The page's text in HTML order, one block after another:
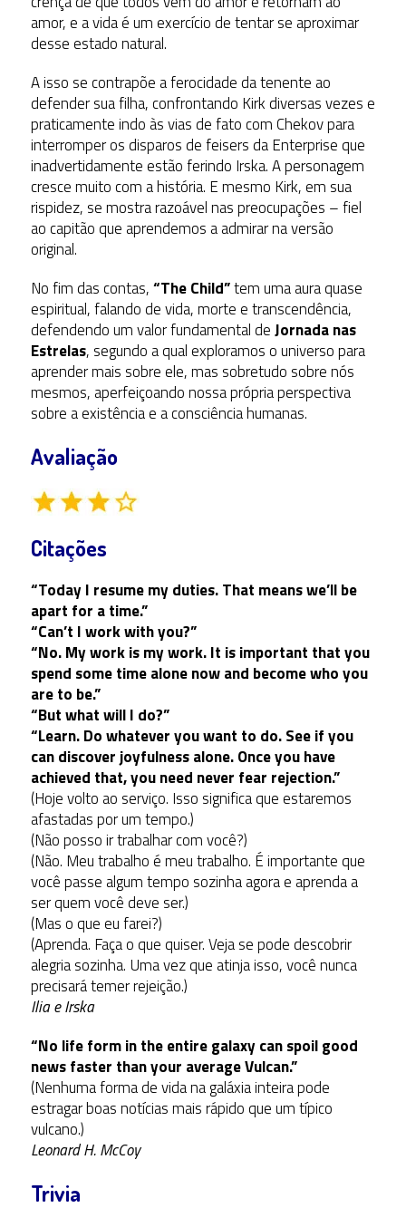
amor, e a vida é um exercício de tentar se aproximar
desse estado natural.
A isso se contrapõe a ferocidade da tenente ao
defender sua filha, confrontando Kirk diversas vezes e
praticamente indo às vias de fato com Chekov para
interromper os disparos de feisers da Enterprise que
inadvertidamente estão ferindo Irska. A personagem
cresce muito com a história. E mesmo Kirk, em sua
rispidez, se mostra razoável nas preocupações – fiel
ao capitão que aprendemos a admirar na versão
original.
No fim das contas,“The Child”tem uma aura quase
espiritual, falando de vida, morte e transcendência,
defendendo um valor fundamental deJornada nas
Estrelas, segundo a qual exploramos o universo para
aprender mais sobre ele, mas sobretudo sobre nós
mesmos, aperfeiçoando nossa própria perspectiva
sobre a existência e a consciência humanas.
Avaliação
Citações
“Today I resume my duties. That means we’ll be
apart for a time.”
“Can’t I work with you?”
“No. My work is my work. It is important that you
spend some time alone now and become who you
are to be.”
“But what will I do?”
“Learn. Do whatever you want to do. See if you
can discover joyfulness alone. Once you have
achieved that, you need never fear rejection.”
(Hoje volto ao serviço. Isso significa que estaremos
afastadas por um tempo.)
(Não posso ir trabalhar com você?)
(Não. Meu trabalho é meu trabalho. É importante que
você passe algum tempo sozinha agora e aprenda a
ser quem você deve ser.)
(Mas o que eu farei?)
(Aprenda. Faça o que quiser. Veja se pode descobrir
alegria sozinha. Uma vez que atinja isso, você nunca
precisará temer rejeição.)
Ilia e Irska
“No life form in the entire galaxy can spoil good
news faster than your average Vulcan.”
(Nenhuma forma de vida na galáxia inteira pode
estragar boas notícias mais rápido que um típico
vulcano.)
Leonard H. McCoy
Trivia